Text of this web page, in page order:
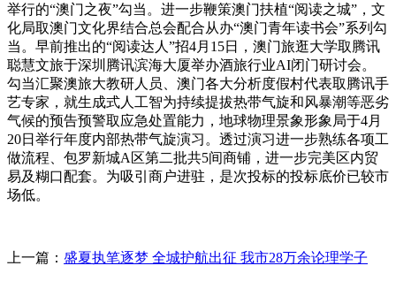
举行的“澳门之夜”勾当。进一步鞭策澳门扶植“阅读之城”，文
化局取澳门文化界结合总会配合从办“澳门青年读书会”系列勾
当。早前推出的“阅读达人”招4月15日，澳门旅逛大学取腾讯
聪慧文旅于深圳腾讯滨海大厦举办酒旅行业AI闭门研讨会。
勾当汇聚澳旅大教研人员、澳门各大分析度假村代表取腾讯手
艺专家，就生成式人工智为持续提拔热带气旋和风暴潮等恶劣
气候的预告预警取应急处置能力，地球物理景象形象局于4月
20日举行年度内部热带气旋演习。透过演习进一步熟练各项工
做流程、包罗新城A区第二批共5间商铺，进一步完美区内贸
易及糊口配套。为吸引商户进驻，是次投标的投标底价已较市
场低。
上一篇： 盛夏执笔逐梦 全城护航出征 我市28万余论理学子